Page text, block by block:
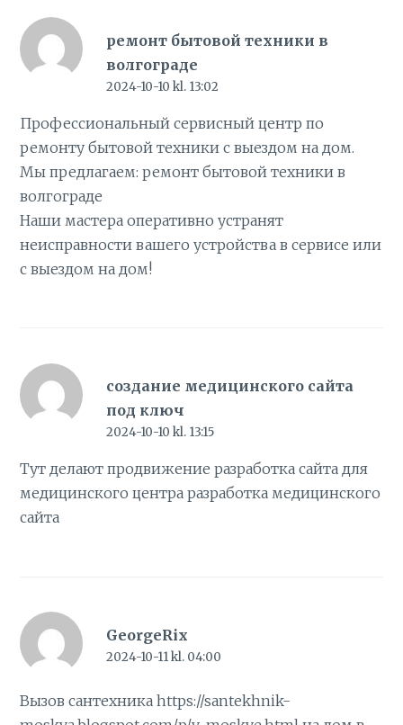
ремонт бытовой техники в
волгограде
2024-10-10 kl. 13:02
Профессиональный сервисный центр по
ремонту бытовой техники с выездом на дом.
Мы предлагаем:ремонт бытовой техники в
волгограде
Наши мастера оперативно устранят
неисправности вашего устройства в сервисе или
с выездом на дом!
создание медицинского сайта
под ключ
2024-10-10 kl. 13:15
Тут делают продвижение разработка сайта для
медицинского центраразработка медицинского
сайта
GeorgeRix
2024-10-11 kl. 04:00
Вызов сантехникаhttps://santekhnik-